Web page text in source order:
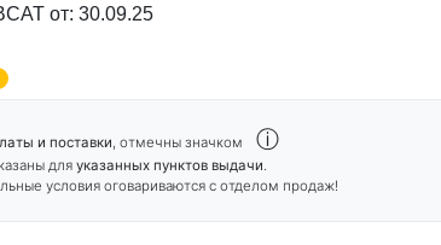
от: 30.09.25
и поставки , отмечны значком ⓘ
для указанных пунктов выдачи
условия оговариваются с отделом продаж!